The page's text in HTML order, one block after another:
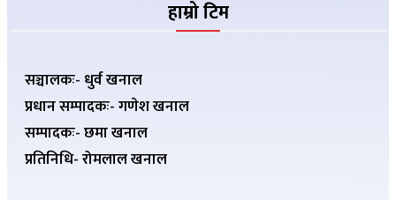
हाम्रो टिम
सञ्चालकः- धुर्व खनाल
प्रधान सम्पादकः- गणेश खनाल
सम्पादकः- छमा खनाल
प्रतिनिधि- रोमलाल खनाल